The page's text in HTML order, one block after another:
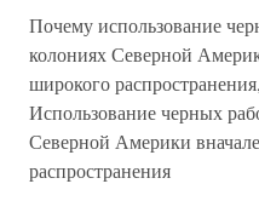
Почему использование
колониях Северной
широкого
Использование черных
Северной Америки
распространения